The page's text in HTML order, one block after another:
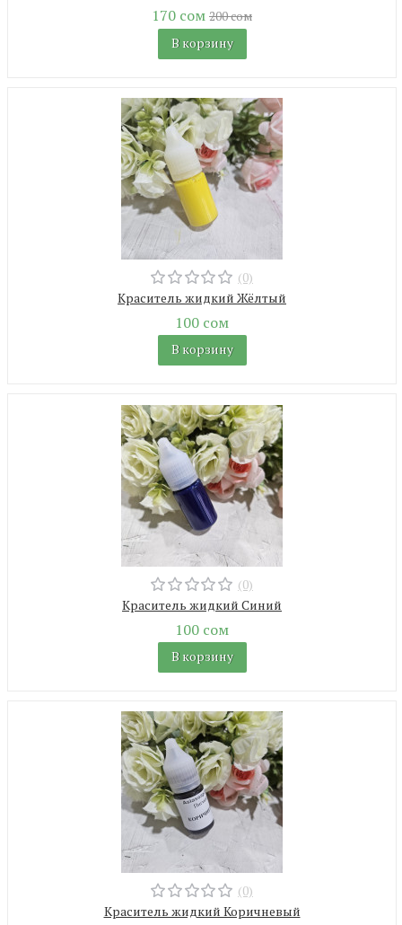
170 сом 200 сом
В корзину
(0)
Краситель жидкий Жёлтый
100 сом
В корзину
(0)
Краситель жидкий Синий
100 сом
В корзину
(0)
Краситель жидкий Коричневый